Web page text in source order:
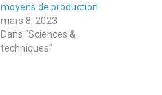
moyens de production
mars 8, 2023
Dans "Sciences &
techniques"